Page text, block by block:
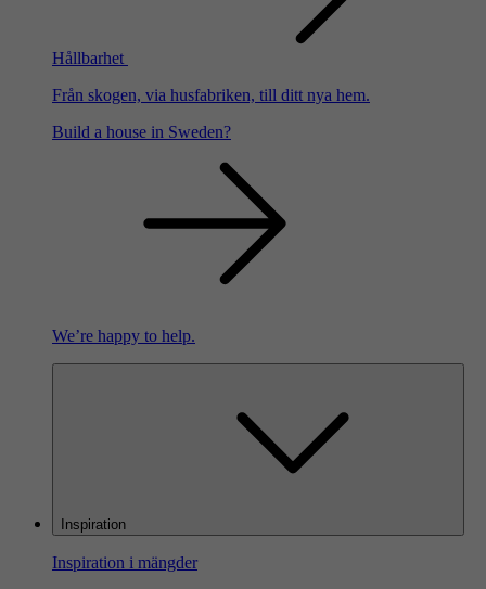
Hållbarhet
Från skogen, via husfabriken, till ditt nya hem.
Build a house in Sweden?
We’re happy to help.
Inspiration
Inspiration i mängder